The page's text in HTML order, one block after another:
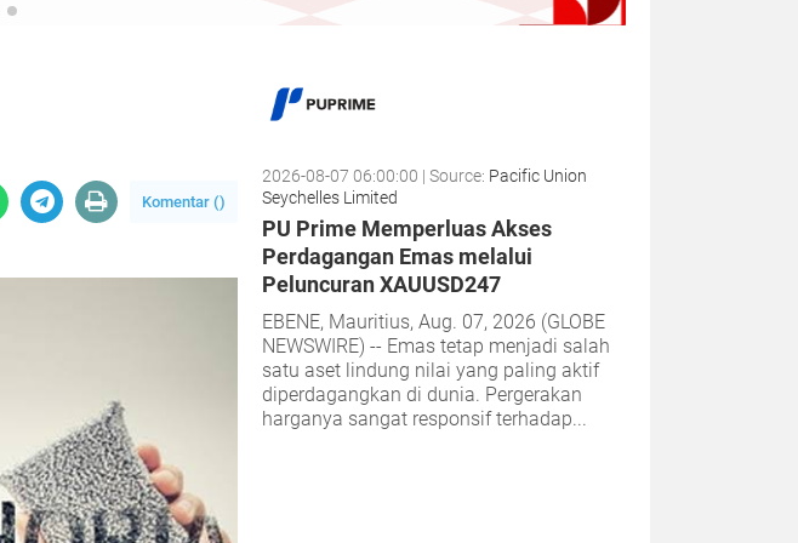
Komentar ()
2026-08-07 06:00:00 | Source: Pacific Union
Seychelles Limited
PU Prime Memperluas Akses
Perdagangan Emas melalui
Peluncuran XAUUSD247
EBENE, Mauritius, Aug. 07, 2026 (GLOBE
NEWSWIRE) -- Emas tetap menjadi salah
satu aset lindung nilai yang paling aktif
diperdagangkan di dunia. Pergerakan
harganya sangat responsif terhadap...